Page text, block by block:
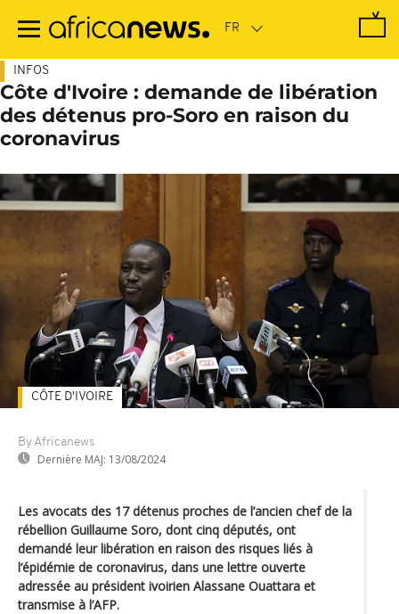
contenu
INFOS
Côte d'Ivoire : demande de libération
des détenus pro-Soro en raison du
coronavirus
By Africanews
Dernière MAJ: 13/08/2024
CÔTE D'IVOIRE
Les avocats des 17 détenus proches de l’ancien chef de la
rébellion Guillaume Soro, dont cinq députés, ont
demandé leur libération en raison des risques liés à
l‘épidémie de coronavirus, dans une lettre ouverte
adressée au président ivoirien Alassane Ouattara et
transmise à l’AFP.